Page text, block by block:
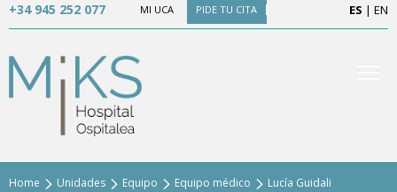
+34 945 252 077 MI UCA PIDE TU CITA ES | EN
Home Unidades Equipo Equipo médico Lucía Guidali